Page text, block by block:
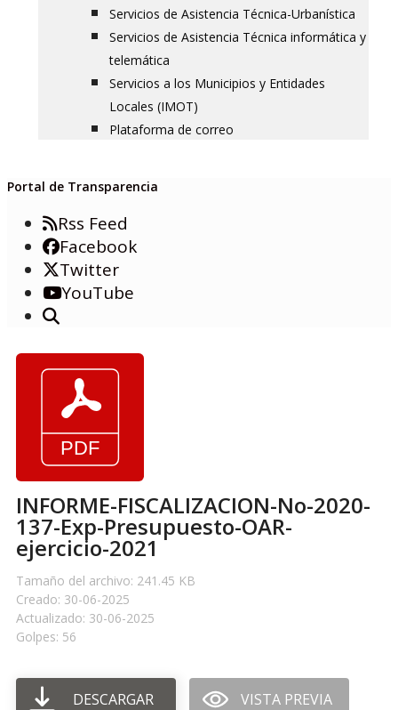
Servicios de Asistencia Técnica-Urbanística
Servicios de Asistencia Técnica informática y
telemática
Servicios a los Municipios y Entidades
Locales (IMOT)
Plataforma de correo
Portal de Transparencia
Rss Feed
Facebook
Twitter
YouTube
INFORME-FISCALIZACION-No-2020-
137-Exp-Presupuesto-OAR-
ejercicio-2021
Tamaño del archivo: 241.45 KB
Creado: 30-06-2025
Actualizado: 30-06-2025
Golpes: 56
DESCARGAR VISTA PREVIA